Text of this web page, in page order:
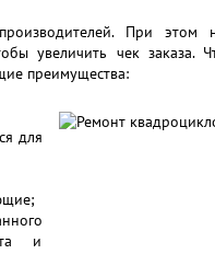
При этом
увеличить чек заказа.
преимущества:
для
и